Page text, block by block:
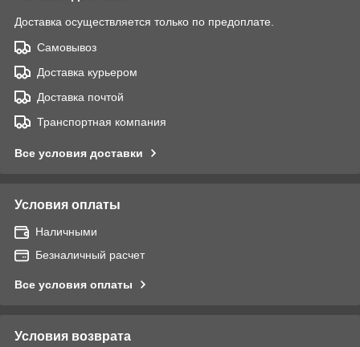
Доставка осуществляется только по предоплате.
Самовывоз
Доставка курьером
Доставка почтой
Транспортная компания
Все условия доставки
Условия оплаты
Наличными
Безналичный расчет
Все условия оплаты
Условия возврата